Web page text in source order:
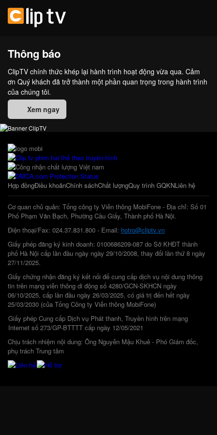
Thông báo
ClipTV chính thức khép lại hành trình hoạt động vừa qua. Cảm
ơn Quý khách đã trở thành một phần quan trọng trong hành trình
của chúng tôi.
Xem ngay
Hợp đồngĐiều khoảnChính sáchChất lượngQuy trình GQKNLiên hệ
Cơ quan chủ quản: Tổng công ty Viễn thông MobiFone - Địa chỉ: Số 01
Phố Phạm Văn Bạch, Phường Cầu Giấy, Thành phố Hà Nội.
Điện thoại/Fax: 024.37.831.800 - Email: hotro@cliptv.vn
Giấy phép đăng ký kinh doanh: 0100686209-087 do Sở KHĐT thành
phố Hà Nội cấp lần đầu ngày ngày 29/10/2008, thay đổi lần thứ 8 ngày
27/11/2025.
Giấy chứng nhận đăng ký kết nối để cung cấp dịch vụ nội dung thông
tin trên mạng viễn thông di động số 4280/GCN-SKHCN ngày
06/10/2025, cấp lần đầu ngày 26/03/2025, có giá trị đến hết ngày
25/03/2030 (của Tổng Công ty Viễn thông MobiFone)
Giấy phép Cung cấp Dịch vụ Phát thanh, Truyền hình trên mạng
Internet số 273/GP-BTTTT cấp ngày 12/05/2021
Chịu trách nhiệm nội dung: Ông Nguyễn Mậu Khuê - Phó Giám đốc,
phụ trách Trung tâm